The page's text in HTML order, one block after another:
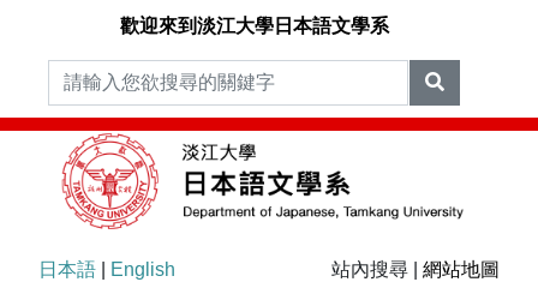
歡迎來到淡江大學日本語文學系
日本語 English 站內搜尋 | 網站地圖